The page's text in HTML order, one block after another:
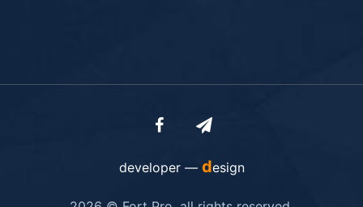
developer — design